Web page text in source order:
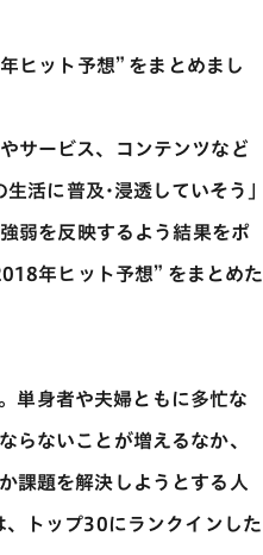
ヒット予想” をまとめまし
サービス、コンテンツなど
活に普及･浸透していそう｣
弱を反映するよう結果をポ
年ヒット予想” をまとめた
単身者や夫婦ともに多忙な
らないことが増えるなか、
課題を解決しようとする人
、トップ30にランクインした